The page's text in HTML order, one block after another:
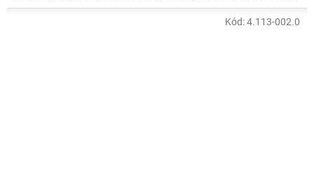
HDS 9/18 | HDS-E 8/16
Kód:4.113-002.0